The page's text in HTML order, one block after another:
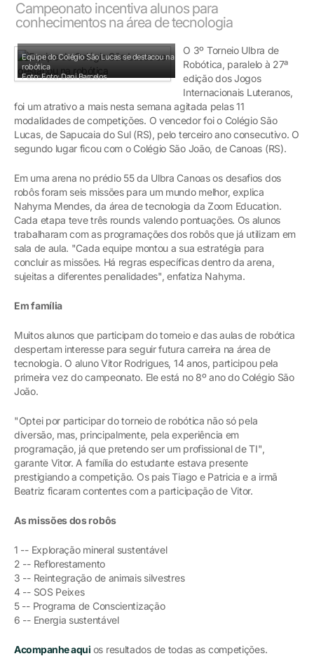
Campeonato incentiva alunos para
conhecimentos na área de tecnologia
Equipe do Colégio São Lucas se destacou na
robótica
Foto: Foto: Dani Barcelos
O 3º Torneio Ulbra de
Robótica, paralelo à 27ª
edição dos Jogos
Internacionais Luteranos,
foi um atrativo a mais nesta semana agitada pelas 11
modalidades de competições. O vencedor foi o Colégio São
Lucas, de Sapucaia do Sul (RS), pelo terceiro ano consecutivo. O
segundo lugar ficou com o Colégio São João, de Canoas (RS).
Em uma arena no prédio 55 da Ulbra Canoas os desafios dos
robôs foram seis missões para um mundo melhor, explica
Nahyma Mendes, da área de tecnologia da Zoom Education.
Cada etapa teve três rounds valendo pontuações. Os alunos
trabalharam com as programações dos robôs que já utilizam em
sala de aula. "Cada equipe montou a sua estratégia para
concluir as missões. Há regras específicas dentro da arena,
sujeitas a diferentes penalidades", enfatiza Nahyma.
Em família
Muitos alunos que participam do torneio e das aulas de robótica
despertam interesse para seguir futura carreira na área de
tecnologia. O aluno Vitor Rodrigues, 14 anos, participou pela
primeira vez do campeonato. Ele está no 8º ano do Colégio São
João.
"Optei por participar do torneio de robótica não só pela
diversão, mas, principalmente, pela experiência em
programação, já que pretendo ser um profissional de TI",
garante Vitor. A família do estudante estava presente
prestigiando a competição. Os pais Tiago e Patricia e a irmã
Beatriz ficaram contentes com a participação de Vitor.
As missões dos robôs
1 -- Exploração mineral sustentável
2 -- Reflorestamento
3 -- Reintegração de animais silvestres
4 -- SOS Peixes
5 -- Programa de Conscientização
6 -- Energia sustentável
Acompanhe aqui os resultados de todas as competições.